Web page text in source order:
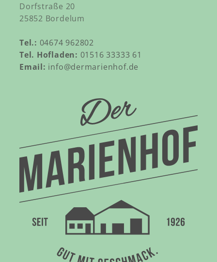
Dorfstraße 20
25852 Bordelum
Tel.: 04674 962802
Tel. Hofladen: 01516 33333 61
Email: info@dermarienhof.de